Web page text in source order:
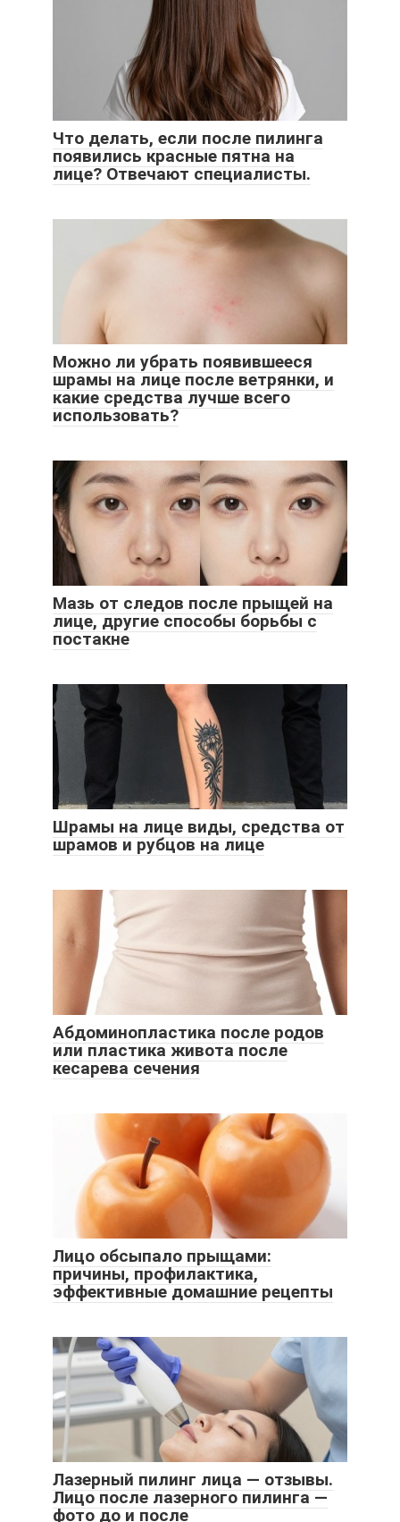
Что делать, если после пилинга
появились красные пятна на
лице? Отвечают специалисты.
Можно ли убрать появившееся
шрамы на лице после ветрянки, и
какие средства лучше всего
использовать?
Мазь от следов после прыщей на
лице, другие способы борьбы с
постакне
Шрамы на лице виды, средства от
шрамов и рубцов на лице
Абдоминопластика после родов
или пластика живота после
кесарева сечения
Лицо обсыпало прыщами:
причины, профилактика,
эффективные домашние рецепты
Лазерный пилинг лица — отзывы.
Лицо после лазерного пилинга —
фото до и после